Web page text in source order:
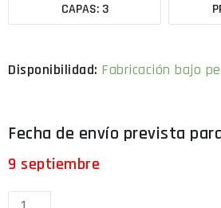
CAPAS: 3
Fabricación bajo
9 septiembre